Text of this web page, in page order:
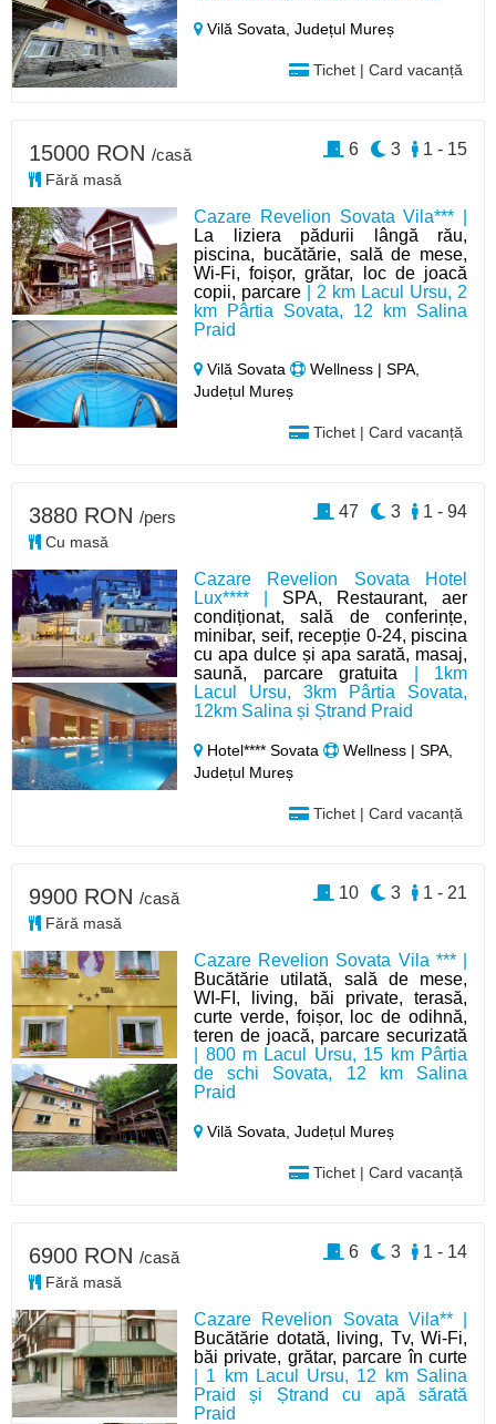
Vilă Sovata,Județul Mureș
Tichet | Card vacanță
Cazare Revelion Sovata Vila*** |
La liziera pădurii lângă rău,
piscina, bucătărie, sală de mese,
Wi-Fi, foișor, grătar, loc de joacă
copii, parcare | 2 km Lacul Ursu, 2
km Pârtia Sovata, 12 km Salina
Praid
Vilă Sovata
Wellness | SPA,
Județul Mureș
Tichet | Card vacanță
15000 RON /casă
Fără masă
1 - 15
3
6
Cazare Revelion Sovata Hotel
Lux**** | SPA, Restaurant, aer
condiționat, sală de conferințe,
minibar, seif, recepție 0-24, piscina
cu apa dulce și apa sarată, masaj,
saună, parcare gratuita | 1km
Lacul Ursu, 3km Pârtia Sovata,
12km Salina și Ștrand Praid
Hotel**** Sovata
Wellness | SPA,
Județul Mureș
Tichet | Card vacanță
3880 RON /pers
Cu masă
1 - 94
3
47
Cazare Revelion Sovata Vila *** |
Bucătărie utilată, sală de mese,
WI-FI, living, băi private, terasă,
curte verde, foișor, loc de odihnă,
teren de joacă, parcare securizată
| 800 m Lacul Ursu, 15 km Pârtia
de schi Sovata, 12 km Salina
Praid
Vilă Sovata,Județul Mureș
Tichet | Card vacanță
9900 RON /casă
Fără masă
1 - 21
3
10
Cazare Revelion Sovata Vila** |
Bucătărie dotată, living, Tv, Wi-Fi,
băi private, grătar, parcare în curte
| 1 km Lacul Ursu, 12 km Salina
Praid și Ștrand cu apă sărată
Praid
6900 RON /casă
Fără masă
1 - 14
3
6